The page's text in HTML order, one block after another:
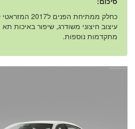
כחלק ממתיחת
עיצוב חיצוני משודרג, שיפור באיכות תא
מתקדמות נוספות.